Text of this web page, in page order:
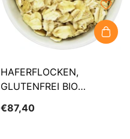
HAFERFLOCKEN,
GLUTENFREI BIO
€87,40